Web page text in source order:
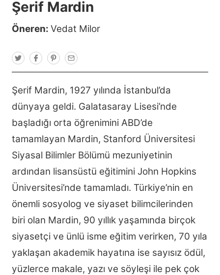
Şerif Mardin
Öneren: Vedat Milor
T
w
i
e
F
a
c
b
o
k
P
i
n
e
r
s
t
E
m
a
Şerif Mardin, 1927 yılında İstanbul’da
dünyaya geldi. Galatasaray Lisesi’nde
başladığı orta öğrenimini ABD’de
tamamlayan Mardin, Stanford Üniversitesi
Siyasal Bilimler Bölümü mezuniyetinin
ardından lisansüstü eğitimini John Hopkins
Üniversitesi’nde tamamladı. Türkiye’nin en
önemli sosyolog ve siyaset bilimcilerinden
biri olan Mardin, 90 yıllık yaşamında birçok
siyasetçi ve ünlü isme eğitim verirken, 70 yıla
yaklaşan akademik hayatına ise sayısız ödül,
yüzlerce makale, yazı ve söyleşi ile pek çok